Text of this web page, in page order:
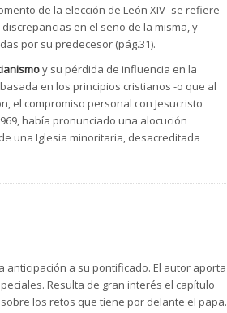
de la elección de León XIV- se refiere
en el seno de la misma, y
por su predecesor (pág.31).
y su pérdida de influencia en la
en los principios cristianos -o que al
el compromiso personal con Jesucristo
había pronunciado una alocución
una Iglesia minoritaria, desacreditada
y mujeres conscientes de su radical
a reproducir una cita de san Josemaría
una decidida resistencia a los agentes de
Cara y Cruz, pág.586).
la obra de Jesucristo y que su
anticipación a su pontificado. El autor aporta
Resulta de gran interés el capítulo
los retos que tiene por delante el papa.